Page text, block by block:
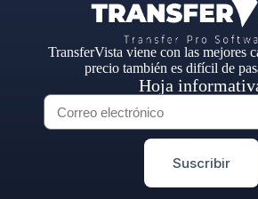
TransferVista viene con las mejores
precio también es difícil de
Hoja
Suscribir